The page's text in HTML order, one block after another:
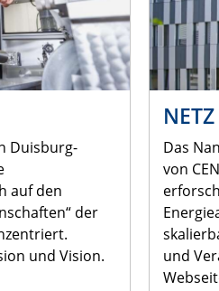
Duisburg-
auf den
der
und Vision.
NETZ
Das
von
und